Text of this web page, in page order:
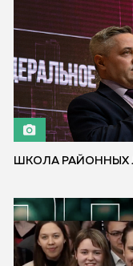
ШКОЛА РАЙОННЫХ